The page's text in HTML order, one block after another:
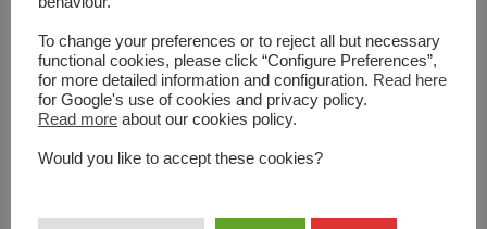
Beberapa keuntungan atau alasan di atas dapat kamu
dapatkan kecuali mengincar beasiswa S2 UIN Syarif
Hidayatullah Jakarta. Jadi, apakah kamu telah mendaftar
beasiswa di sana?
To change your preferences or to reject all but necessary
functional cookies, please click “Configure Preferences”,
for more detailed information and configuration. Read here
for Google's use of cookies and privacy policy.
Read more about our cookies policy.
Would you like to accept these cookies?